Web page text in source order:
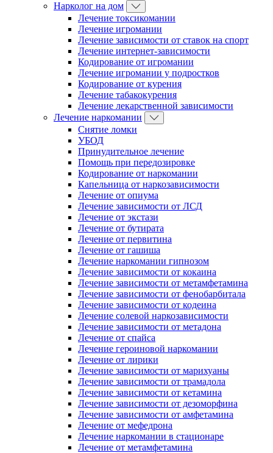
Нарколог на дом
Лечение токсикомании
Лечение игромании
Лечение зависимости от ставок на спорт
Лечение интернет-зависимости
Кодирование от игромании
Лечение игромании у подростков
Кодирование от курения
Лечение табакокурения
Лечение лекарственной зависимости
Лечение наркомании
Снятие ломки
УБОД
Принудительное лечение
Помощь при передозировке
Кодирование от наркомании
Капельница от наркозависимости
Лечение от опиума
Лечение зависимости от ЛСД
Лечение от экстази
Лечение от бутирата
Лечение от первитина
Лечение от гашиша
Лечение наркомании гипнозом
Лечение зависимости от кокаина
Лечение зависимости от метамфетамина
Лечение зависимости от фенобарбитала
Лечение зависимости от кодеина
Лечение солевой наркозависимости
Лечение зависимости от метадона
Лечение от спайса
Лечение героиновой наркомании
Лечение от лирики
Лечение зависимости от марихуаны
Лечение зависимости от трамадола
Лечение зависимости от кетамина
Лечение зависимости от дезоморфина
Лечение зависимости от амфетамина
Лечение от мефедрона
Лечение наркомании в стационаре
Лечение от метамфетамина